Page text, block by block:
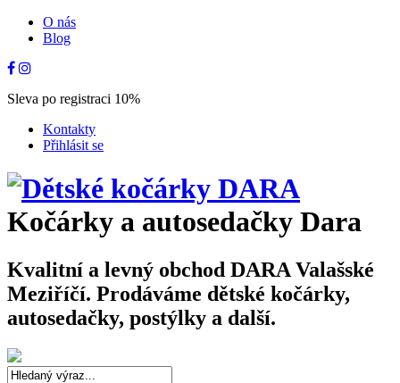
O nás
Blog
Sleva po registraci 10%
Kontakty
Přihlásit se
Kočárky a autosedačky Dara
Kvalitní a levný obchod DARA Valašské
Meziříčí. Prodáváme dětské kočárky,
autosedačky, postýlky a další.